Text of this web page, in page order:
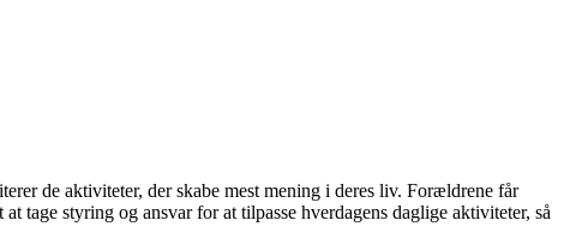
de aktiviteter, der skabe mest mening i deres liv. Forældrene får
tage styring og ansvar for at tilpasse hverdagens daglige aktiviteter, så